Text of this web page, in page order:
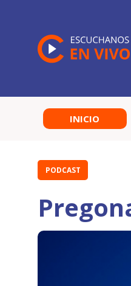
INICIO
PODCAST